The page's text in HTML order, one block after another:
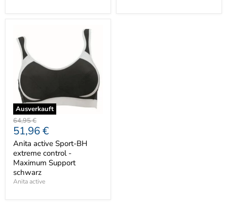
Ausverkauft
Ursprünglicher
Preis
64,95 €
Aktueller
Preis
51,96 €
Anita active Sport-BH
extreme control -
Maximum Support
schwarz
Anita active